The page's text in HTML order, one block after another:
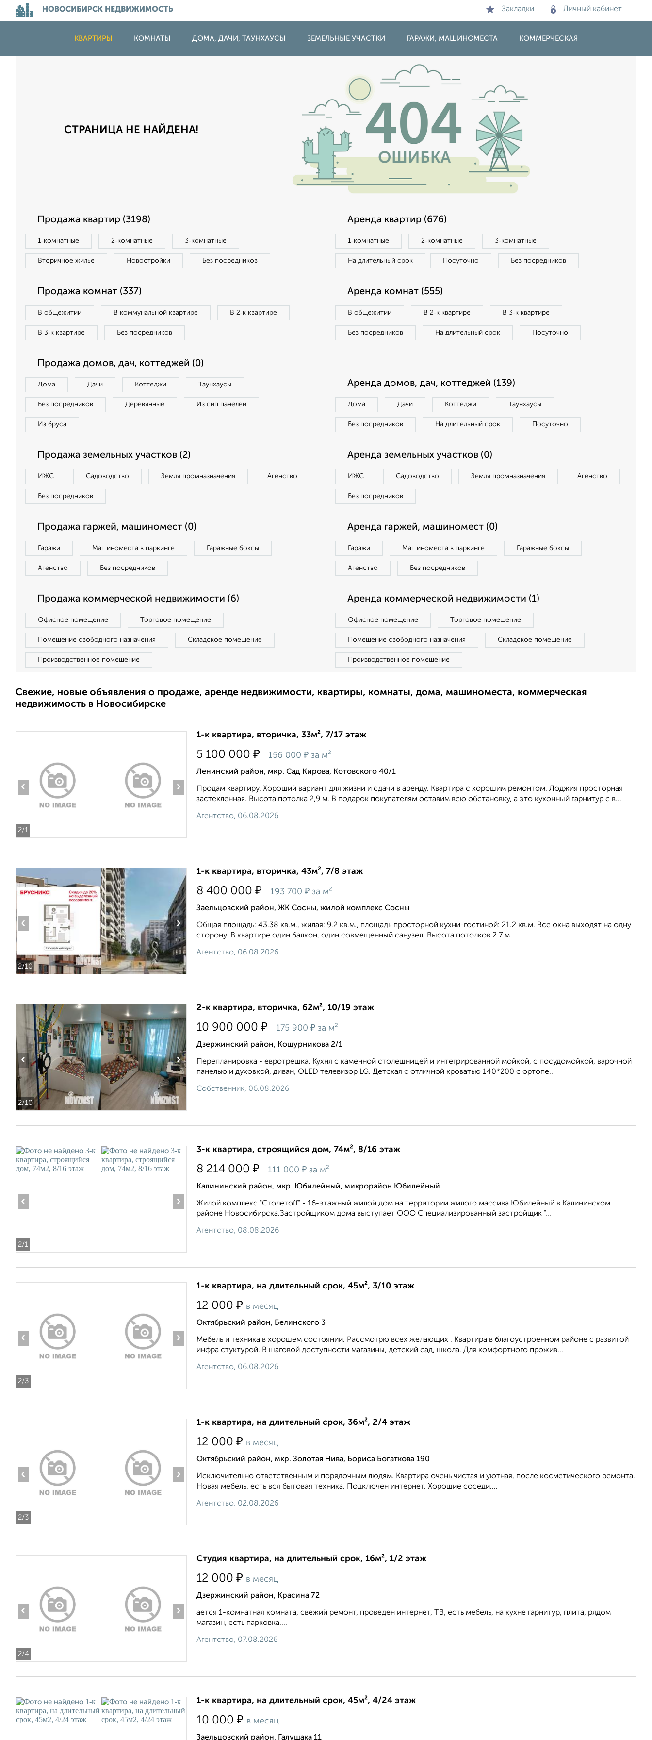
НОВОСИБИРСК НЕДВИЖИМОСТЬ Закладки Личный кабинет
КВАРТИРЫ КОМНАТЫ ДОМА, ДАЧИ, ТАУНХАУСЫ ЗЕМЕЛЬНЫЕ УЧАСТКИ ГАРАЖИ, МАШИНОМЕСТА КОММЕРЧЕСКАЯ
СТРАНИЦА НЕ НАЙДЕНА!
Продажа квартир (3198)
1‑комнатные 2‑комнатные 3‑комнатные
Вторичное жилье Новостройки Без посредников
Аренда квартир (676)
1‑комнатные 2‑комнатные 3‑комнатные
На длительный срок Посуточно Без посредников
Продажа комнат (337)
В общежитии В коммунальной квартире В 2‑к квартире
В 3‑к квартире Без посредников
Аренда комнат (555)
В общежитии В 2‑к квартире В 3‑к квартире
Без посредников На длительный срок Посуточно
Продажа домов, дач, коттеджей (0)
Дома Дачи Коттеджи Таунхаусы
Без посредников Деревянные Из сип панелей
Из бруса
Аренда домов, дач, коттеджей (139)
Дома Дачи Коттеджи Таунхаусы
Без посредников На длительный срок Посуточно
Продажа земельных участков (2)
ИЖС Садоводство Земля промназначения Агенство
Без посредников
Аренда земельных участков (0)
ИЖС Садоводство Земля промназначения Агенство
Без посредников
Продажа гаржей, машиномест (0)
Гаражи Машиноместа в паркинге Гаражные боксы
Агенство Без посредников
Аренда гаржей, машиномест (0)
Гаражи Машиноместа в паркинге Гаражные боксы
Агенство Без посредников
Продажа коммерческой недвижимости (6)
Офисное помещение Торговое помещение
Помещение свободного назначения Складское помещение
Производственное помещение
Аренда коммерческой недвижимости (1)
Офисное помещение Торговое помещение
Помещение свободного назначения Складское помещение
Производственное помещение
Свежие, новые объявления о продаже, аренде недвижимости, квартиры, комнаты, дома, машиноместа, коммерческая
недвижимость в Новосибирске
2/1
‹ ›
1-к квартира, вторичка, 33м², 7/17 этаж
5 100 000 ₽ 156 000 ₽ за м²
Ленинский район, мкр. Сад Кирова, Котовского 40/1
Продам квартиру. Хороший вариант для жизни и сдачи в аренду. Квартира с хорошим ремонтом. Лоджия просторная
застекленная. Высота потолка 2,9 м. В подарок покупателям оставим всю обстановку, а это кухонный гарнитур с в...
Агентство, 06.08.2026
2/10
‹ ›
1-к квартира, вторичка, 43м², 7/8 этаж
8 400 000 ₽ 193 700 ₽ за м²
Заельцовский район, ЖК Сосны, жилой комплекс Сосны
Общая площадь: 43.38 кв.м., жилая: 9.2 кв.м., площадь просторной кухни-гостиной: 21.2 кв.м. Все окна выходят на одну
сторону. В квартире один балкон, один совмещенный санузел. Высота потолков 2.7 м. ...
Агентство, 06.08.2026
2/10
‹ ›
2-к квартира, вторичка, 62м², 10/19 этаж
10 900 000 ₽ 175 900 ₽ за м²
Дзержинский район, Кошурникова 2/1
Перепланировка - евротрешка. Кухня с каменной столешницей и интегрированной мойкой, с посудомойкой, варочной
панелью и духовкой, диван, OLED телевизор LG. Детская с отличной кроватью 140*200 с ортопе...
Собственник, 06.08.2026
2/1
‹ ›
3-к квартира, строящийся дом, 74м², 8/16 этаж
8 214 000 ₽ 111 000 ₽ за м²
Калининский район, мкр. Юбилейный, микрорайон Юбилейный
Жилой комплекс "Столетоff" - 16-этажный жилой дом на территории жилого массива Юбилейный в Калининском
районе Новосибирска.Застройщиком дома выступает ООО Специализированный застройщик "...
Агентство, 08.08.2026
2/3
‹ ›
1-к квартира, на длительный срок, 45м², 3/10 этаж
12 000 ₽ в месяц
Октябрьский район, Белинского 3
Мебель и техника в хорошем состоянии. Рассмотрю всех желающих . Квартира в благоустроенном районе с развитой
инфра стуктурой. В шаговой доступности магазины, детский сад, школа. Для комфортного прожив...
Агентство, 06.08.2026
2/3
‹ ›
1-к квартира, на длительный срок, 36м², 2/4 этаж
12 000 ₽ в месяц
Октябрьский район, мкр. Золотая Нива, Бориса Богаткова 190
Исключительно ответственным и порядочным людям. Квартира очень чистая и уютная, после косметического ремонта.
Новая мебель, есть вся бытовая техника. Подключен интернет. Хорошие соседи....
Агентство, 02.08.2026
2/4
‹ ›
Студия квартира, на длительный срок, 16м², 1/2 этаж
12 000 ₽ в месяц
Дзержинский район, Красина 72
ается 1-комнатная комната, свежий ремонт, проведен интернет, ТВ, есть мебель, на кухне гарнитур, плита, рядом
магазин, есть парковка....
Агентство, 07.08.2026
1-к квартира, на длительный срок, 45м², 4/24 этаж
10 000 ₽ в месяц
Заельцовский район, Галущака 11